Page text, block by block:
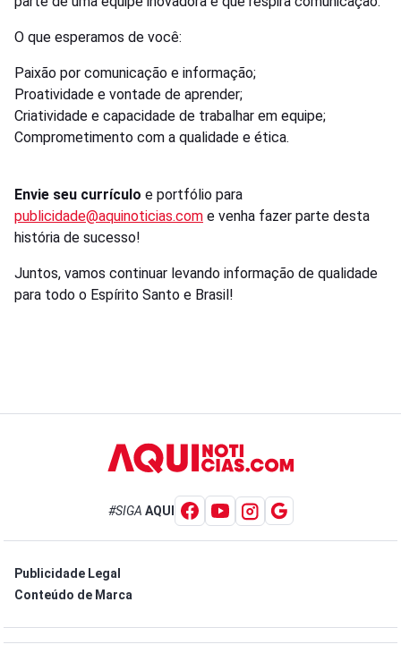
O que esperamos de você:
Paixão por comunicação e informação;
Proatividade e vontade de aprender;
Criatividade e capacidade de trabalhar em equipe;
Comprometimento com a qualidade e ética.
Envie seu currículo e portfólio para
publicidade@aquinoticias.com e venha fazer parte desta
história de sucesso!
Juntos, vamos continuar levando informação de qualidade
para todo o Espírito Santo e Brasil!
#SIGA AQUI
Publicidade Legal
Conteúdo de Marca